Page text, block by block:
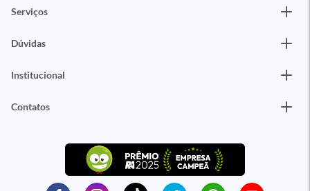
Serviços
Dúvidas
Institucional
Contatos